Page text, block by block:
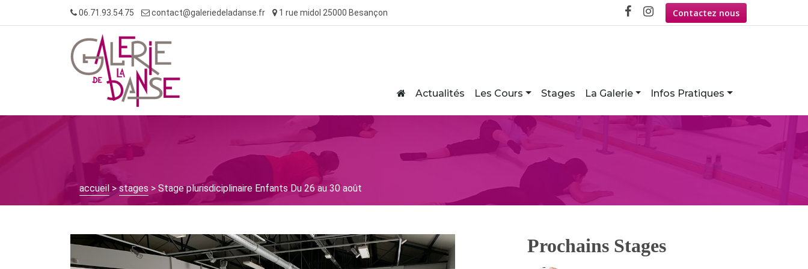
06.71.93.54.75 contact@galeriedeladanse.fr 1 rue midol 25000 Besançon Contactez nous
Home
Actualités Les Cours Stages La Galerie Infos Pratiques
accueil >stages > Stage plurisdiciplinaire Enfants Du 26 au 30 août
Prochains Stages